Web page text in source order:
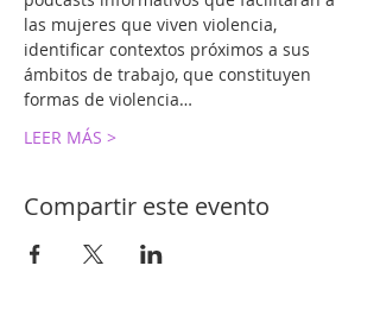
las mujeres que viven violencia,
identificar contextos próximos a sus
ámbitos de trabajo, que constituyen
formas de violencia…
LEER MÁS >
Compartir este evento